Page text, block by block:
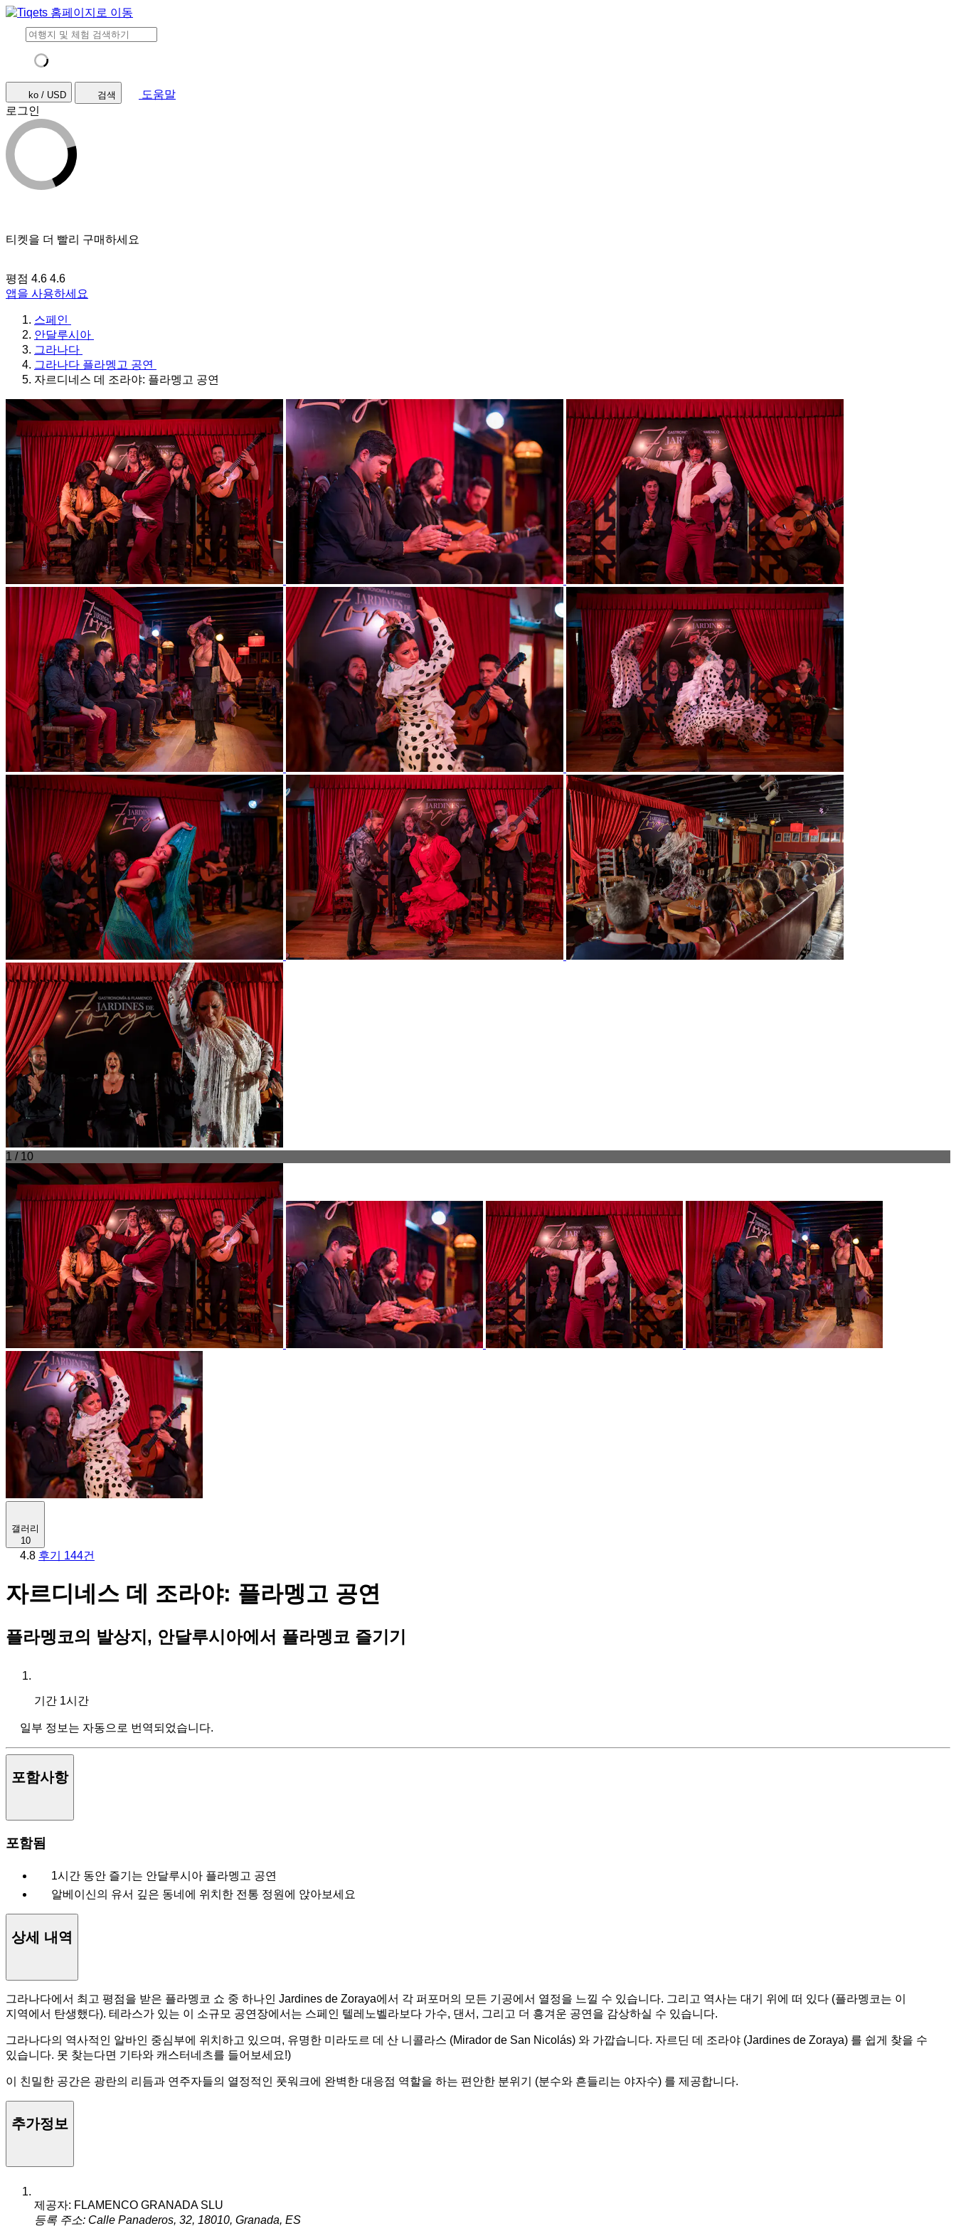
ko / USD 검색
도움말
로그인
티켓을 더 빨리 구매하세요
평점 4.6 4.6
앱을 사용하세요
스페인
안달루시아
그라나다
그라나다 플라멩고 공연
자르디네스 데 조라야: 플라멩고 공연
1 / 10
갤러리
10
4.8 후기 144건
자르디네스 데 조라야: 플라멩고 공연
플라멩코의 발상지, 안달루시아에서 플라멩코 즐기기
기간 1시간
일부 정보는 자동으로 번역되었습니다.
포함사항
포함됨
1시간 동안 즐기는 안달루시아 플라멩고 공연
알베이신의 유서 깊은 동네에 위치한 전통 정원에 앉아보세요
상세 내역
그라나다에서 최고 평점을 받은 플라멩코 쇼 중 하나인 Jardines de Zoraya에서 각 퍼포머의 모든 기공에서 열정을 느낄 수 있습니다. 그리고 역사는 대기 위에 떠 있다 (플라멩코는 이
지역에서 탄생했다). 테라스가 있는 이 소규모 공연장에서는 스페인 텔레노벨라보다 가수, 댄서, 그리고 더 흥겨운 공연을 감상하실 수 있습니다.
그라나다의 역사적인 알바인 중심부에 위치하고 있으며, 유명한 미라도르 데 산 니콜라스 (Mirador de San Nicolás) 와 가깝습니다. 자르딘 데 조라야 (Jardines de Zoraya) 를 쉽게 찾을 수
있습니다. 못 찾는다면 기타와 캐스터네츠를 들어보세요!)
이 친밀한 공간은 광란의 리듬과 연주자들의 열정적인 풋워크에 완벽한 대응점 역할을 하는 편안한 분위기 (분수와 흔들리는 야자수) 를 제공합니다.
추가정보
제공자: FLAMENCO GRANADA SLU
등록 주소: Calle Panaderos, 32, 18010, Granada, ES